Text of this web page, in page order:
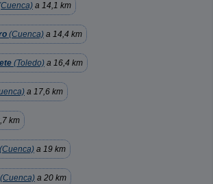
a 14,1 km
(Cuenca) a 14,4 km
(Toledo) a 16,4 km
a 17,6 km
km
(Cuenca) a 19 km
(Cuenca) a 20 km